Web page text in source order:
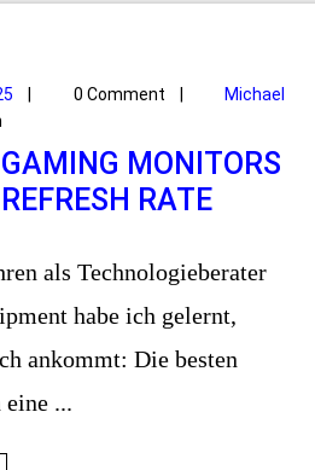
0 Comment
Michael
MONITORS
RATE
habe ich gelernt,
ankommt: Die besten
...